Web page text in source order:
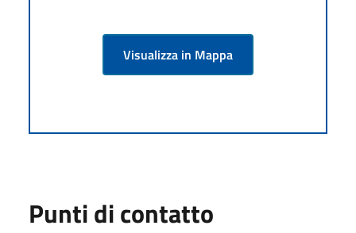
Visualizza in Mappa
Punti di contatto